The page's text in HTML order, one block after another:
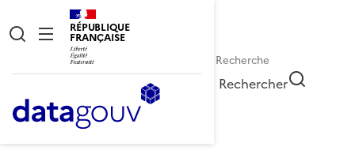
RÉPUBLIQUE
FRANÇAISE
Rechercher